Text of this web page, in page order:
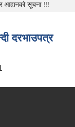
आह्यनको सूचना !!!
दरभाउपत्र